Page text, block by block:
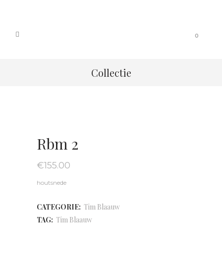
0
Collectie
Rbm 2
€155.00
houtsnede
CATEGORIE: Tim Blaauw
TAG: Tim Blaauw